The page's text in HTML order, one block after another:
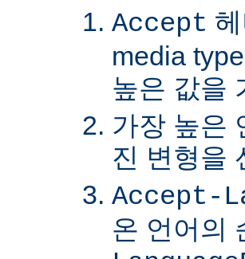
Accept
media
높은 값을
가장 높은
진 변형을
Accept-
온 언어의